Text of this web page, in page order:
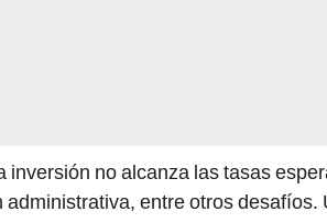
inversión no alcanza las tasas
entre otros desafíos.